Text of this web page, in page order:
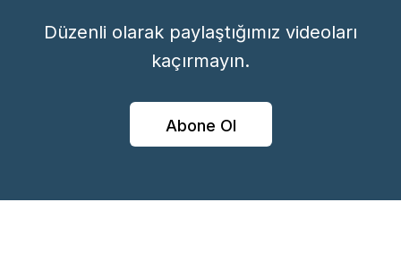
Düzenli olarak paylaştığımız videoları
kaçırmayın.
Abone Ol